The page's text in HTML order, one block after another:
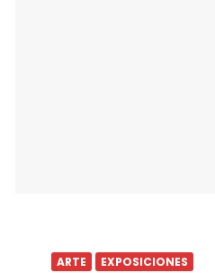
ARTE EXPOSICIONES